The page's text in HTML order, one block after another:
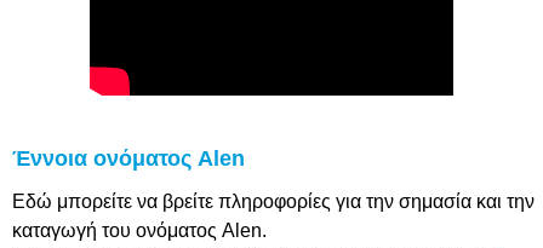
Έννοια ονόματος Alen
Εδώ μπορείτε να βρείτε πληροφορίες για την σημασία και την
καταγωγή του ονόματος Alen.